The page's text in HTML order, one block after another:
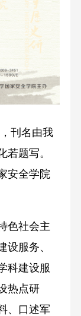
刊名由我
若题写。
安全学院
色社会主
设服务、
科建设服
热点研
、口述军